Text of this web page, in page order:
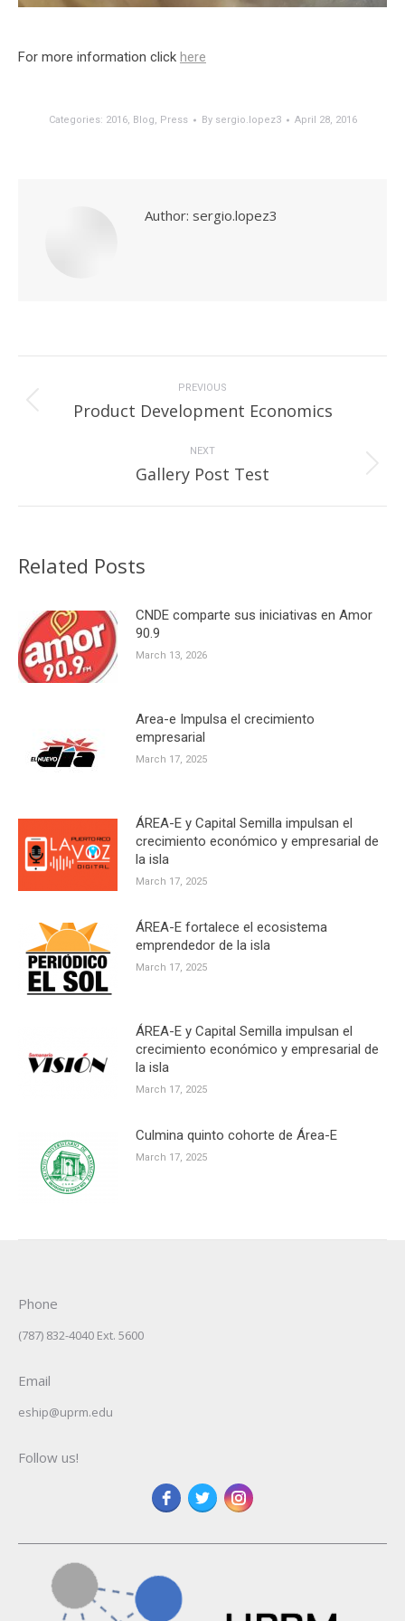
For more information click here
Categories: 2016, Blog, Press By sergio.lopez3 April 28, 2016
Author: sergio.lopez3
navigation
PREVIOUS
Previous
Product Development Economics
NEXT
Next
Gallery Post Test
Related Posts
CNDE comparte sus iniciativas en Amor
90.9
March 13, 2026
Area-e Impulsa el crecimiento
empresarial
March 17, 2025
ÁREA-E y Capital Semilla impulsan el
crecimiento económico y empresarial de
la isla
March 17, 2025
ÁREA-E fortalece el ecosistema
emprendedor de la isla
March 17, 2025
ÁREA-E y Capital Semilla impulsan el
crecimiento económico y empresarial de
la isla
March 17, 2025
Culmina quinto cohorte de Área-E
March 17, 2025
Phone
(787) 832-4040 Ext. 5600
Email
eship@uprm.edu
Follow us!